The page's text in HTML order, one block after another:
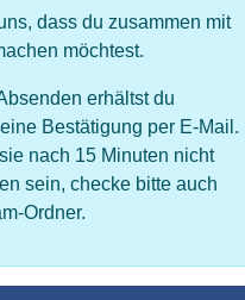
dass du zusammen mit
möchtest.
erhältst du
Bestätigung per E-Mail.
nach 15 Minuten nicht
sein, checke bitte auch
Ordner.